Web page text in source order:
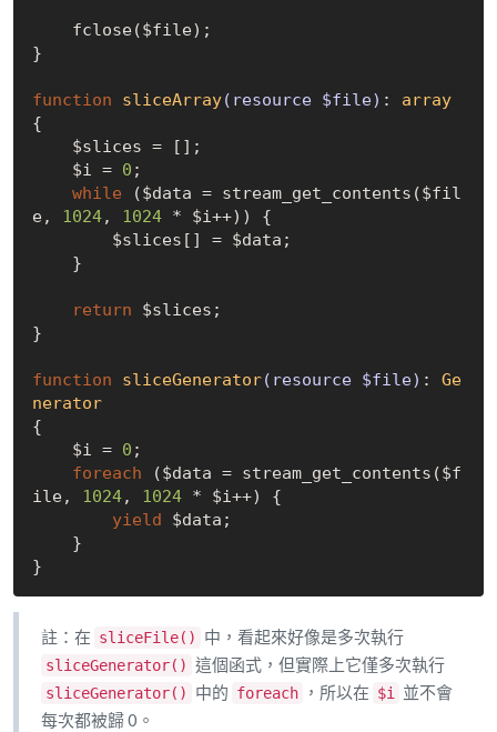
}
function sliceArray(resource $file) : array
{
    $i =
0 ;
while ($data = stream_get_contents($fil
e, 1024, 1024 * $i++)) {
return $slices;
}
function sliceGenerator(resource $file) : Ge
nerator
{
    $i =
0 ;
foreach ($data = stream_get_contents($f
ile, 1024, 1024 * $i++) {
yield $data;
註：在 sliceFile() 中，看起來好像是多次執行
sliceGenerator() 這個函式，但實際上它僅多次執行
sliceGenerator() 中的 foreach ，所以在 $i 並不會
每次都被歸 0。